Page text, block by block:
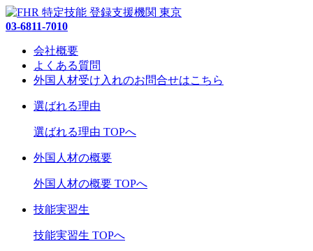
03-6811-7010
会社概要
よくある質問
外国人材受け入れのお問合せはこちら
選ばれる理由
選ばれる理由 TOPへ
外国人材の概要
外国人材の概要 TOPへ
技能実習生
技能実習生 TOPへ